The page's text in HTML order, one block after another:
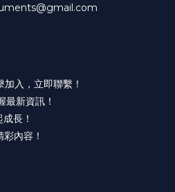
加入，立即聯繫！
最新資訊！
長！
內容！